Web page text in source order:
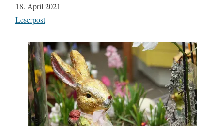
Datum
18. April 2021
In Bezug auf
Leserpost